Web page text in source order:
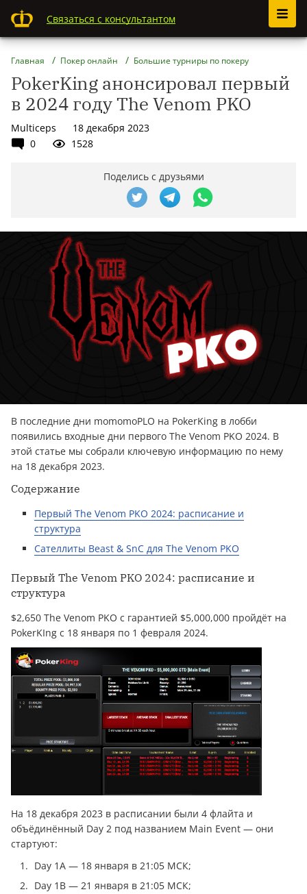
Связаться с консультантом
Главная Покер онлайн Большие турниры по покеру
PokerKing анонсировал первый
в 2024 году The Venom PKO
Multiceps
18 декабря 2023
0
1528
Поделись с друзьями
В последние дни momomoPLO на PokerKing в лобби
появились входные дни первого The Venom PKO 2024. В
этой статье мы собрали ключевую информацию по нему
на 18 декабря 2023.
Содержание
Первый The Venom PKO 2024: расписание и
структура
Сателлиты Beast & SnC для The Venom PKO
Первый The Venom PKO 2024: расписание и
структура
$2,650 The Venom PKO с гарантией $5,000,000 пройдёт на
PokerKIng с 18 января по 1 февраля 2024.
На 18 декабря 2023 в расписании были 4 флайта и
объёдинённый Day 2 под названием Main Event — они
стартуют:
Day 1A — 18 января в 21:05 МСК;
Day 1B — 21 января в 21:05 МСК;